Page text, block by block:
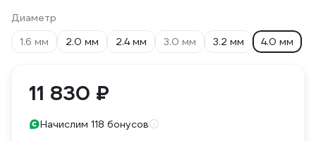
Диаметр
1.6 мм
2.0 мм 2.4 мм 3.0 мм 3.2 мм 4.0 мм
11 830 ₽
Начислим 118 бонусов